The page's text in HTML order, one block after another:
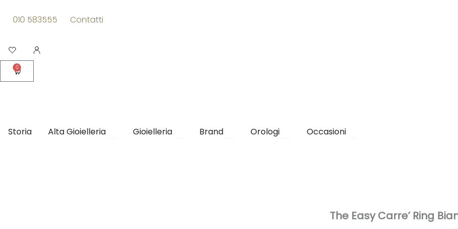
010 583555 Contatti
0
Carrello
Storia Alta Gioielleria Apri Alta Gioielleria
Gioielleria Apri Gioielleria
Brand Apri BrandOrologi Apri Orologi
Occasioni
The Easy Carre’ Ring